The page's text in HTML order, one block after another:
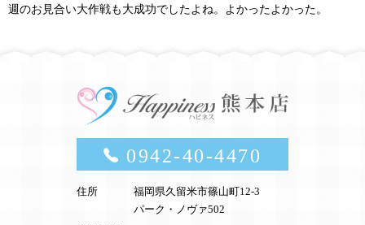
週のお見合い大作戦も大成功でしたよね。よかったよかった。
0942-40-4470
住所
福岡県久留米市篠山町12-3
パーク・ノヴァ502